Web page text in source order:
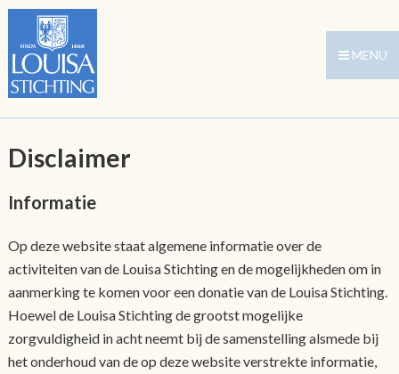
MENU
Disclaimer
Informatie
Op deze website staat algemene informatie over de
activiteiten van de Louisa Stichting en de mogelijkheden om in
aanmerking te komen voor een donatie van de Louisa Stichting.
Hoewel de Louisa Stichting de grootst mogelijke
zorgvuldigheid in acht neemt bij de samenstelling alsmede bij
het onderhoud van de op deze website verstrekte informatie,